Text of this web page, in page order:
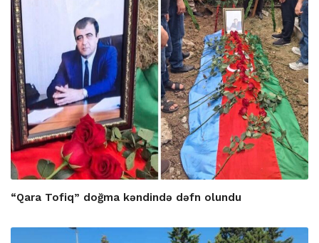
“Qara Tofiq” doğma kəndində dəfn olundu